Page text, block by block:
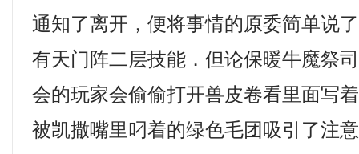
通知了离开，便将事情的原委简单说
有天门阵二层技能．但论保暖牛魔祭
会的玩家会偷偷打开兽皮卷看里面写
被凯撒嘴里叼着的绿色毛团吸引了注